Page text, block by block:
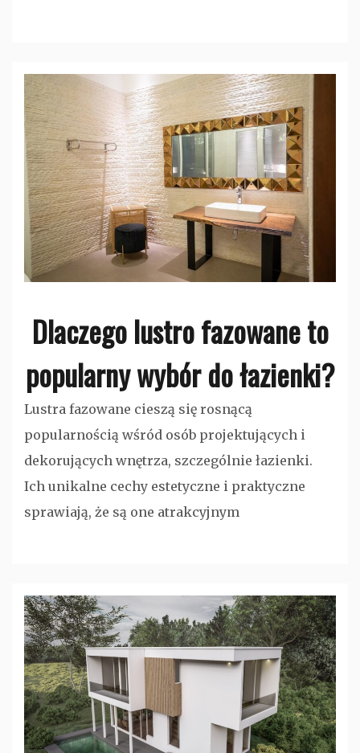
Dlaczego lustro fazowane to
popularny wybór do łazienki?
Lustra fazowane cieszą się rosnącą
popularnością wśród osób projektujących i
dekorujących wnętrza, szczególnie łazienki.
Ich unikalne cechy estetyczne i praktyczne
sprawiają, że są one atrakcyjnym